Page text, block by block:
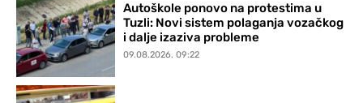
Autoškole ponovo na protestima u
Tuzli: Novi sistem polaganja vozačkog
i dalje izaziva probleme
09.08.2026. 09:22